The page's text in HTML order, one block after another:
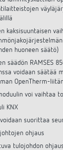
kaksisuuntaisen
huoneen säätö)
säädön RAMSES
voidaan säätää
OpenTherm-
voi vaihtaa
KNX
voidaan suorittaa
ohjaus
tulojohdon ohjaus